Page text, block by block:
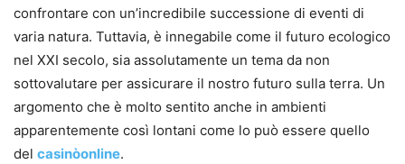
confrontare con un’incredibile successione di eventi di
varia natura. Tuttavia, è innegabile come il futuro ecologico
nel XXI secolo, sia assolutamente un tema da non
sottovalutare per assicurare il nostro futuro sulla terra. Un
argomento che è molto sentito anche in ambienti
apparentemente così lontani come lo può essere quello
del casinòonline.